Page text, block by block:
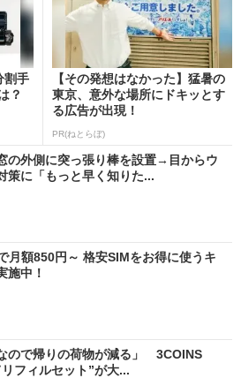
割手
？
【その発想はなかった】猛暑の
東京、意外な場所にドキッとす
る広告が出現！
PR(ねとらぼ)
の外側に突っ張り棒を設置→目からウ
策に「もっと早く知りた...
月額850円～ 格安SIMをお得に使うキ
施中！
ので帰りの荷物が減る」 3COINS
フィルセット”が大...